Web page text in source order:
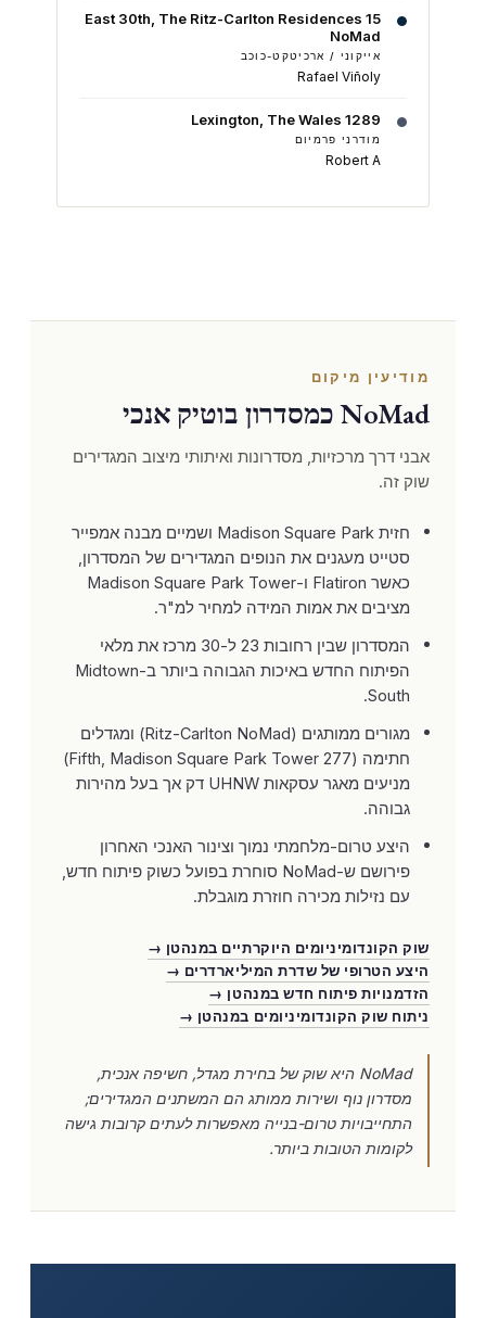
15 East 30th, The Ritz-Carlton Residences
NoMad
אייקוני / ארכיטקט-כוכב
Rafael Viñoly
1289 Lexington, The Wales
מודרני פרמיום
Robert A
מודיעין מיקום
NoMad כמסדרון בוטיק אנכי
אבני דרך מרכזיות, מסדרונות ואיתותי מיצוב המגדירים
שוק זה.
חזית Madison Square Park ושמיים מבנה אמפייר
סטייט מעגנים את הנופים המגדירים של המסדרון,
כאשר Flatiron ו-Madison Square Park Tower
מציבים את אמות המידה למחיר למ"ר.
המסדרון שבין רחובות 23 ל-30 מרכז את מלאי
הפיתוח החדש באיכות הגבוהה ביותר ב-Midtown
South.
מגורים ממותגים (Ritz-Carlton NoMad) ומגדלים
חתימה (277 Fifth, Madison Square Park Tower)
מניעים מאגר עסקאות UHNW דק אך בעל מהירות
גבוהה.
היצע טרום-מלחמתי נמוך וצינור האנכי האחרון
פירושם ש-NoMad סוחרת בפועל כשוק פיתוח חדש,
עם נזילות מכירה חוזרת מוגבלת.
שוק הקונדומיניומים היוקרתיים במנהטן →
היצע הטרופי של שדרת המיליארדרים →
הזדמנויות פיתוח חדש במנהטן →
ניתוח שוק הקונדומיניומים במנהטן →
NoMad היא שוק של בחירת מגדל, חשיפה אנכית,
מסדרון נוף ושירות ממותג הם המשתנים המגדירים;
התחייבויות טרום-בנייה מאפשרות לעתים קרובות גישה
לקומות הטובות ביותר.